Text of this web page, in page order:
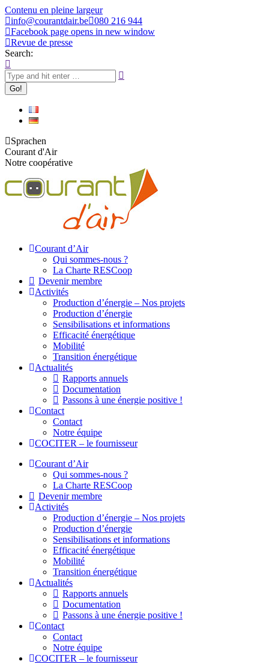
Contenu en pleine largeur
info@courantdair.be 080 216 944
Facebook page opens in new window
Revue de presse
Search:
Sprachen
Courant d'Air
Notre coopérative
Courant d’Air
Qui sommes-nous ?
La Charte RESCoop
Devenir membre
Activités
Production d’énergie – Nos projets
Production d’énergie
Sensibilisations et informations
Efficacité énergétique
Mobilité
Transition énergétique
Actualités
Rapports annuels
Documentation
Passons à une énergie positive !
Contact
Contact
Notre équipe
COCITER – le fournisseur
Courant d’Air
Qui sommes-nous ?
La Charte RESCoop
Devenir membre
Activités
Production d’énergie – Nos projets
Production d’énergie
Sensibilisations et informations
Efficacité énergétique
Mobilité
Transition énergétique
Actualités
Rapports annuels
Documentation
Passons à une énergie positive !
Contact
Contact
Notre équipe
COCITER – le fournisseur